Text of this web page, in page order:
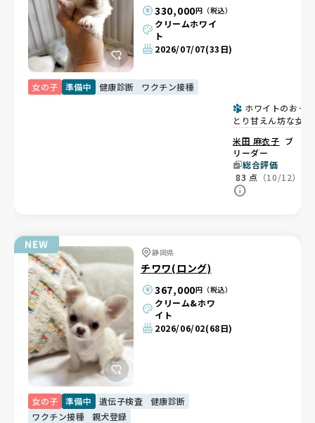
330,000円（税込）
クリームホワイ
ト
2026/07/07(33日)
女の子 準備中 健康診断
ワクチン接種
ホワイトのおっ
とり甘えん坊な女の
米田 麻衣子 ブ
リーダー
総合評価
83 点 （10/12）
静岡県
チワワ(ロング)
367,000円（税込）
クリーム&ホワ
イト
2026/06/02(68日)
女の子 準備中 遺伝子検査
健康診断
ワクチン接種
親犬登録